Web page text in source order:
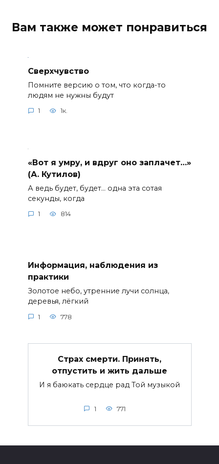
Вам также может понравиться
Сверхчувство
Помните версию о том, что когда-то
людям не нужны будут
1 1к.
«Вот я умру, и вдруг оно заплачет…»
(А. Кутилов)
А ведь будет, будет… одна эта сотая
секунды, когда
1 814
Информация, наблюдения из
практики
Золотое небо, утренние лучи солнца,
деревья, лёгкий
1 778
Страх смерти. Принять,
отпустить и жить дальше
И я баюкать сердце рад Той музыкой
1 771